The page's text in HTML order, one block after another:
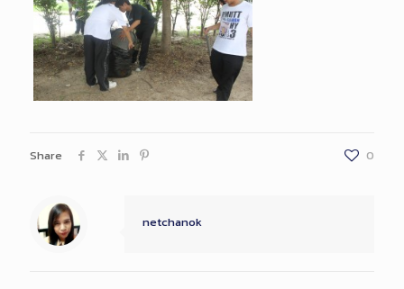
Share 0
netchanok